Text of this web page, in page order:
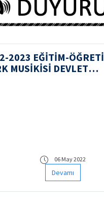
2023 EĞİTİM-
MUSİKİSİ DEVLET
06 May 2022
Devamı